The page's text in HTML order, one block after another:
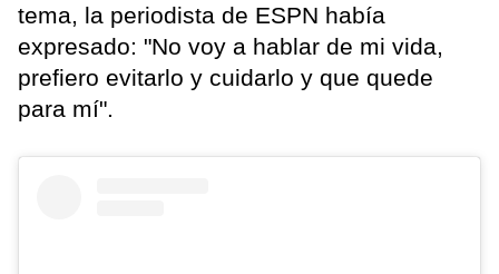
tema, la periodista de ESPN había
expresado: "No voy a hablar de mi vida,
prefiero evitarlo y cuidarlo y que quede
para mí".